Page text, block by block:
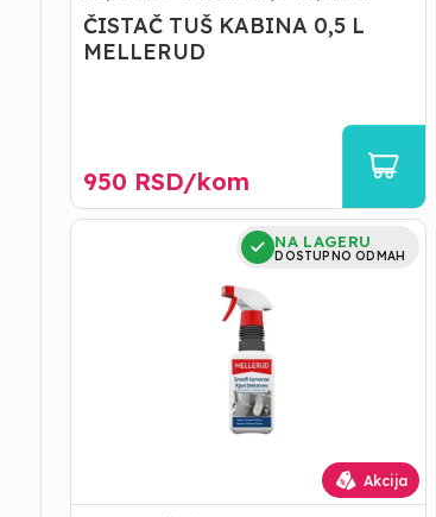
ČISTAČ TUŠ KABINA 0,5 L
MELLERUD
950 RSD/kom
MELLERUD
Akcija
NA LAGERU
DOSTUPNO ODMAH